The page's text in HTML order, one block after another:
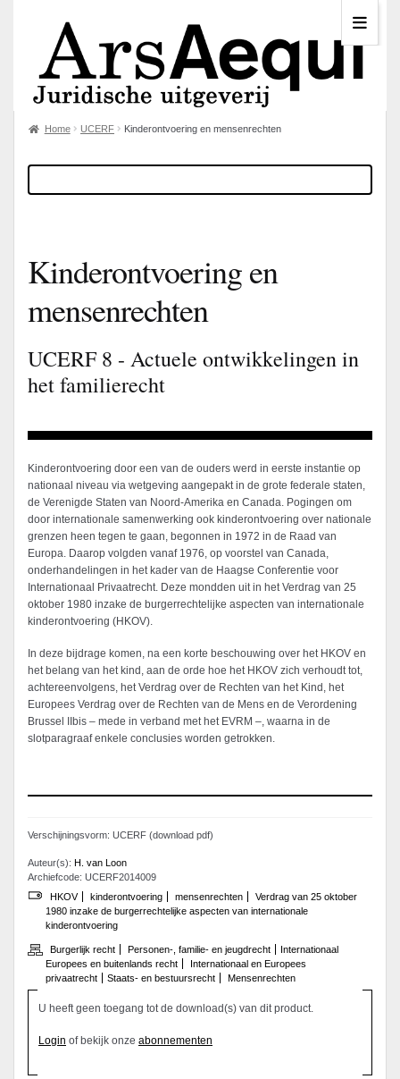
Home UCERF Kinderontvoering en mensenrechten
Kinderontvoering en
mensenrechten
UCERF 8 - Actuele ontwikkelingen in
het familierecht
Kinderontvoering door een van de ouders werd in eerste instantie op
nationaal niveau via wetgeving aangepakt in de grote federale staten,
de Verenigde Staten van Noord-Amerika en Canada. Pogingen om
door internationale samenwerking ook kinderontvoering over nationale
grenzen heen tegen te gaan, begonnen in 1972 in de Raad van
Europa. Daarop volgden vanaf 1976, op voorstel van Canada,
onderhandelingen in het kader van de Haagse Conferentie voor
Internationaal Privaatrecht. Deze mondden uit in het Verdrag van 25
oktober 1980 inzake de burgerrechtelijke aspecten van internationale
kinderontvoering (HKOV).
In deze bijdrage komen, na een korte beschouwing over het HKOV en
het belang van het kind, aan de orde hoe het HKOV zich verhoudt tot,
achtereenvolgens, het Verdrag over de Rechten van het Kind, het
Europees Verdrag over de Rechten van de Mens en de Verordening
Brussel IIbis – mede in verband met het EVRM –, waarna in de
slotparagraaf enkele conclusies worden getrokken.
Verschijningsvorm: UCERF (download pdf)
Auteur(s): H. van Loon
Archiefcode: UCERF2014009
HKOV
kinderontvoering mensenrechten
Verdrag van 25 oktober
1980 inzake de burgerrechtelijke aspecten van internationale
kinderontvoering
Burgerlijk recht Personen-, familie- en jeugdrecht
Internationaal
Europees en buitenlands recht
Internationaal en Europees
privaatrecht
Staats- en bestuursrecht Mensenrechten
U heeft geen toegang tot de download(s) van dit product.
Login of bekijk onze abonnementen